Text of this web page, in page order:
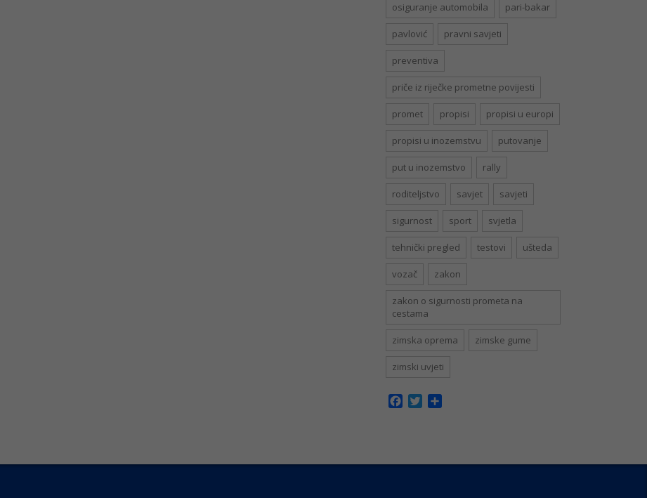
osiguranje automobila pari-bakar
pavlović pravni savjeti
preventiva
priče iz riječke prometne povijesti
promet propisi propisi u europi
propisi u inozemstvu putovanje
put u inozemstvo rally
roditeljstvo savjet savjeti
sigurnost sport svjetla
tehnički pregled testovi ušteda
vozač zakon
zakon o sigurnosti prometa na
cestama
zimska oprema zimske gume
zimski uvjeti
Facebook
Twitter